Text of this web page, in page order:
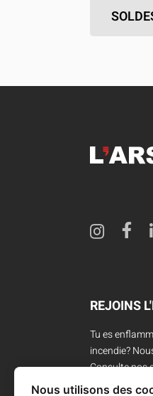
REJOINS
Tu es
incendie?
Consulte nos
Nous utilisons des